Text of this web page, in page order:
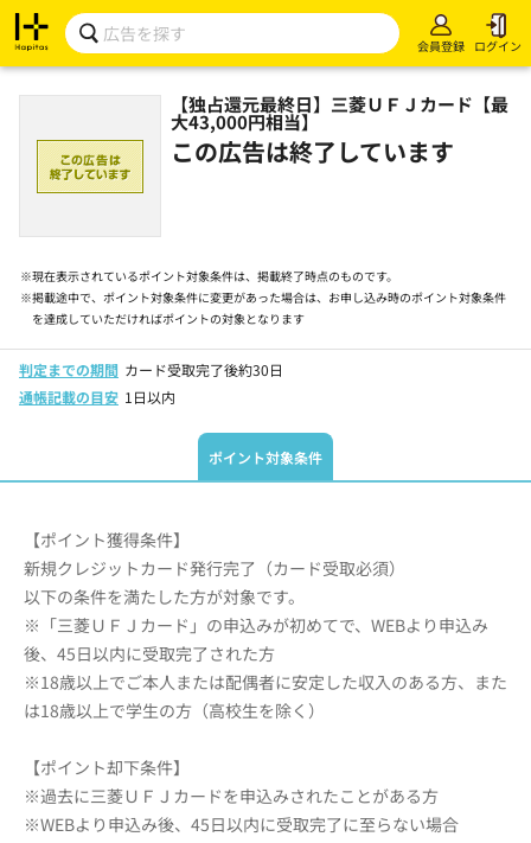
会員登録 ログイン
【独占還元最終日】三菱ＵＦＪカード【最
大43,000円相当】
この広告は終了しています
※現在表示されているポイント対象条件は、掲載終了時点のものです。
※掲載途中で、ポイント対象条件に変更があった場合は、お申し込み時のポイント対象条件
を達成していただければポイントの対象となります
判定までの期間 カード受取完了後約30日
通帳記載の目安 1日以内
ポイント対象条件
【ポイント獲得条件】
新規クレジットカード発行完了（カード受取必須）
以下の条件を満たした方が対象です。
※「三菱ＵＦＪカード」の申込みが初めてで、WEBより申込み
後、45日以内に受取完了された方
※18歳以上でご本人または配偶者に安定した収入のある方、また
は18歳以上で学生の方（高校生を除く）
【ポイント却下条件】
※過去に三菱ＵＦＪカードを申込みされたことがある方
※WEBより申込み後、45日以内に受取完了に至らない場合